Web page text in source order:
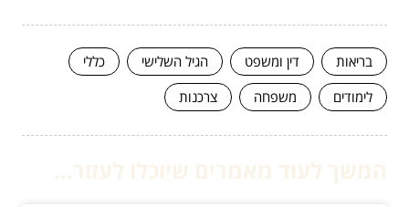
בריאות דין ומשפט הגיל השלישי
כללי
לימודים
משפחה צרכנות